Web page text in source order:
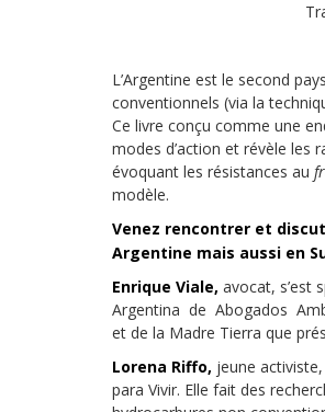
L’Argentine est le second
conventionnels (via la
Ce livre conçu comme une
modes d’action et révèle les
évoquant les résistances au
modèle.
Venez rencontrer et
Argentine mais aussi en
Enrique Viale, avocat, s’est
Argentina de Abogados
et de la Madre Tierra que
Lorena Riffo, jeune
para Vivir. Elle fait des